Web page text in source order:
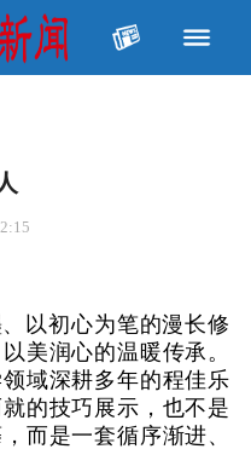
以初心为笔的漫长修
美润心的温暖传承。
域深耕多年的程佳乐
的技巧展示，也不是
而是一套循序渐进、